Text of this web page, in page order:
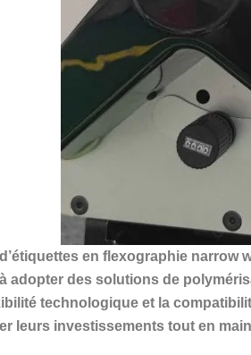
en flexographie
adopter des solutions de
technologique et la
leurs investissements tout en